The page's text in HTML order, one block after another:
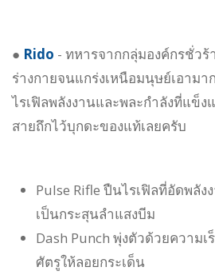
● Rido - ทหารจากกลุ่มองค์กรชั่ว
ร่างกายจนแกร่งเหนือมนุษย์เอาม
ไรเฟิลพลังงานและพละกำลังที่แข็ง
สายถึกไว้บุกดะของแท้เลยครับ
Pulse Rifle ปืนไรเฟิลที่อัดพลั
เป็นกระสุนลำแสงบีม
Dash Punch พุ่งตัวด้วยความ
ศัตรูให้ลอยกระเด็น